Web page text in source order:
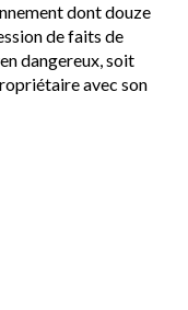
dont douze
de faits de
dangereux, soit
avec son